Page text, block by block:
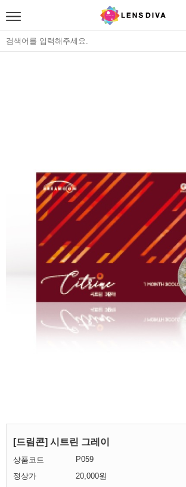
[드림콘] 시트린 그레이
상품코드
P059
정상가
20,000원